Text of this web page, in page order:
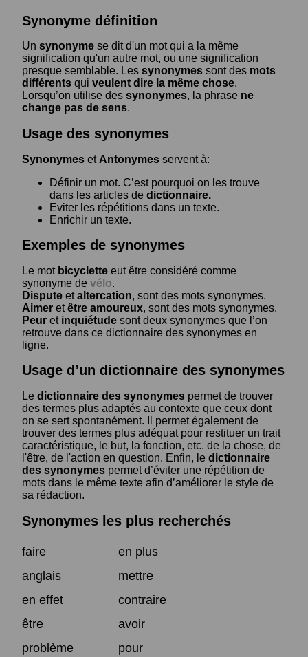
Synonyme définition
Un synonyme se dit d'un mot qui a la même
signification qu'un autre mot, ou une signification
presque semblable. Les synonymes sont des mots
différents qui veulent dire la même chose.
Lorsqu’on utilise des synonymes, la phrase ne
change pas de sens.
Usage des synonymes
Synonymes et Antonymes servent à:
Définir un mot. C’est pourquoi on les trouve
dans les articles de dictionnaire.
Eviter les répétitions dans un texte.
Enrichir un texte.
Exemples de synonymes
Le mot bicyclette eut être considéré comme
synonyme de vélo.
Dispute etaltercation, sont des mots synonymes.
Aimer etêtre amoureux, sont des mots synonymes.
Peur et inquiétude sont deux synonymes que l’on
retrouve dans ce dictionnaire des synonymes en
ligne.
Usage d’un dictionnaire des synonymes
Le dictionnaire des synonymes permet de trouver
des termes plus adaptés au contexte que ceux dont
on se sert spontanément. Il permet également de
trouver des termes plus adéquat pour restituer un trait
caractéristique, le but, la fonction, etc. de la chose, de
l'être, de l'action en question. Enfin, le dictionnaire
des synonymes permet d’éviter une répétition de
mots dans le même texte afin d’améliorer le style de
sa rédaction.
Synonymes les plus recherchés
faire
en plus
anglais
mettre
en effet
contraire
être
avoir
problème
pour